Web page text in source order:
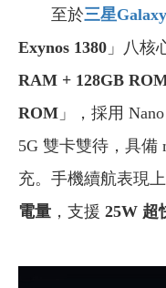
至於三星
Exynos 1380 」八核
RAM + 128GB
ROM 」，採用
5G 雙卡雙待，具備
充。手機續航表現上
電量 ，支援 25W 超